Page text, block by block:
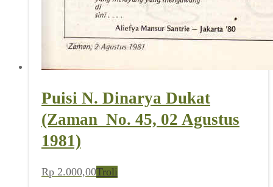
Puisi N. Dinarya Dukat
(Zaman_No. 45, 02 Agustus
1981)
Rp 2.000,00Troli